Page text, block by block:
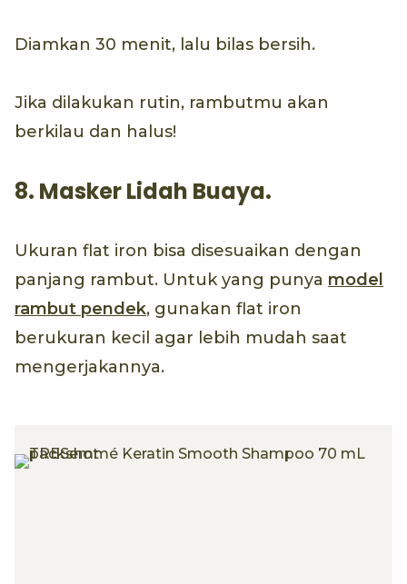
Diamkan 30 menit, lalu bilas bersih.
Jika dilakukan rutin, rambutmu akan
berkilau dan halus!
8. Masker Lidah Buaya.
Ukuran flat iron bisa disesuaikan dengan
panjang rambut. Untuk yang punya model
rambut pendek, gunakan flat iron
berukuran kecil agar lebih mudah saat
mengerjakannya.